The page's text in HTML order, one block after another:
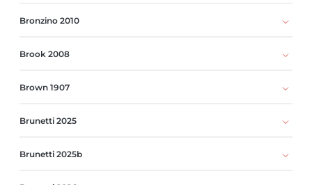
Bronzino 2010
Brook 2008
Brown 1907
Brunetti 2025
Brunetti 2025b